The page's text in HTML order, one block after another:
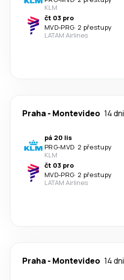
KLM
čt 03 pro
MVD-PRG· 2 přestupy
LATAM Airlines
Praha- Montevideo 14 dni
pá 20 lis
PRG-MVD· 2 přestupy
KLM
čt 03 pro
MVD-PRG· 2 přestupy
LATAM Airlines
Praha- Montevideo 14 dni